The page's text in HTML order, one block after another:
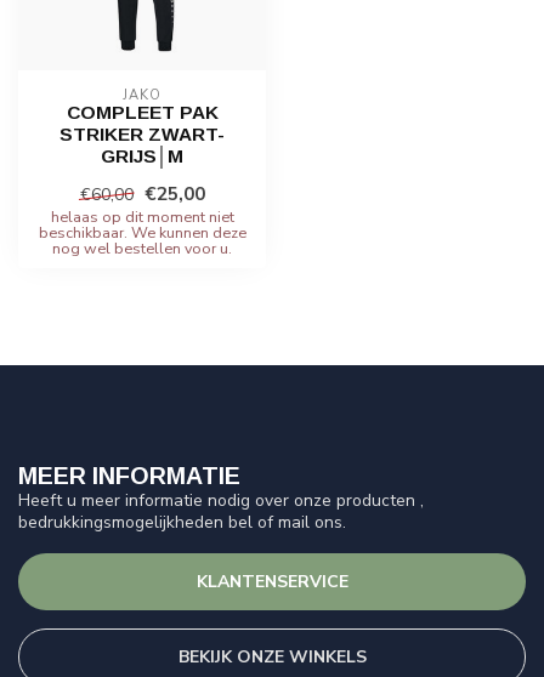
JAKO
COMPLEET PAK
STRIKER ZWART-
GRIJS│M
€60,00 €25,00
helaas op dit moment niet
beschikbaar. We kunnen deze
nog wel bestellen voor u.
MEER INFORMATIE
Heeft u meer informatie nodig over onze producten ,
bedrukkingsmogelijkheden bel of mail ons.
KLANTENSERVICE
BEKIJK ONZE WINKELS